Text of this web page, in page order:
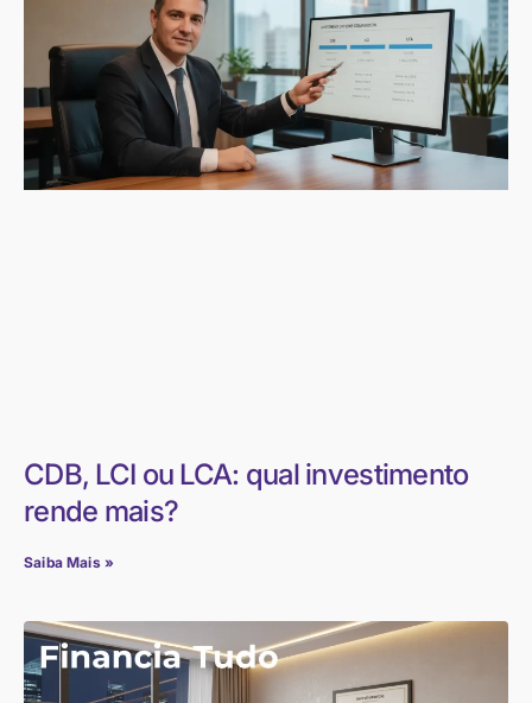
CDB, LCI ou LCA: qual investimento
rende mais?
Saiba Mais »